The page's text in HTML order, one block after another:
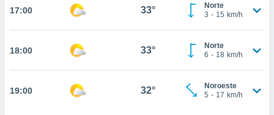
análisis
perfil
y
en
17:00 33°
Norte
3 - 15 km/h
18:00 33°
Norte
6 - 18 km/h
19:00 32°
Noroeste
5 - 17 km/h